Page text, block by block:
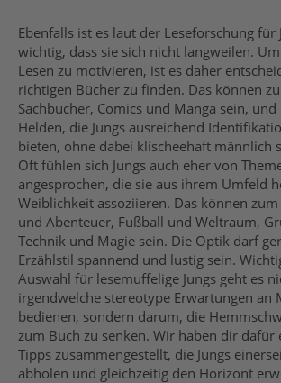
Ebenfalls ist es laut der Leseforschung für
wichtig, dass sie sich nicht langweilen.
Lesen zu motivieren, ist es daher
richtigen Bücher zu finden. Das können
Sachbücher, Comics und Manga sein,
Helden, die Jungs ausreichend
bieten, ohne dabei klischeehaft männlich
Oft fühlen sich Jungs auch eher von
angesprochen, die sie aus ihrem Umfeld
Weiblichkeit assoziieren. Das können
und Abenteuer, Fußball und Weltraum,
Technik und Magie sein. Die Optik darf
Erzählstil spannend und lustig sein.
Auswahl für lesemuffelige Jungs geht es
irgendwelche stereotype Erwartungen an
bedienen, sondern darum, die
zum Buch zu senken. Wir haben dir dafür
Tipps zusammengestellt, die Jungs
abholen und gleichzeitig den Horizont